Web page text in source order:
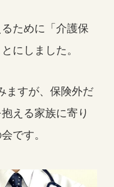
ために「介護保
にしました。
ますが、保険外だ
える家族に寄り
です。